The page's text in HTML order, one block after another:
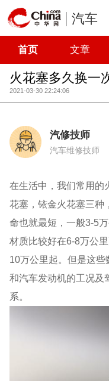
汽车
首页 文章
火花塞多久换一
2021-03-30 22:24:06
汽修技师
汽车维修技师
在生活中，我们常用的
花塞，铱金火花塞三种
命也就最短，一般3-5
材质比较好在6-8万公
10万公里起。但是这
和汽车发动机的工况及
系。